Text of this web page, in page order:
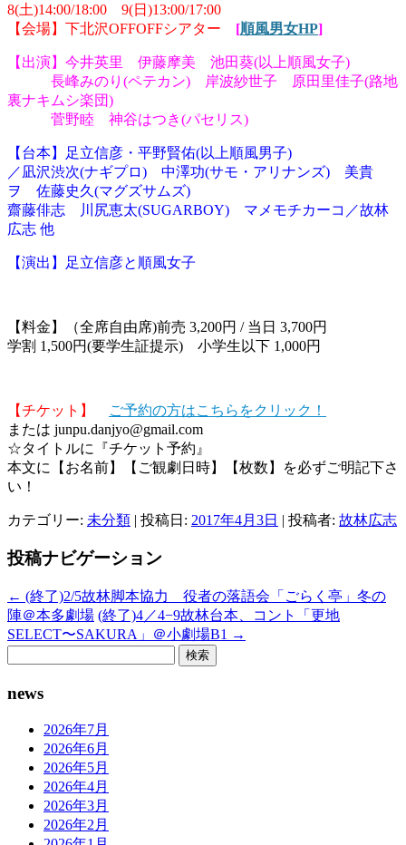
8(土)14:00/18:00 9(日)13:00/17:00
【会場】 下北沢OFFOFFシアター [順風男女HP]
【出演】今井英里 伊藤摩美 池田葵(以上順風女子)
長峰みのり(ペテカン) 岸波紗世子 原田里佳子(路地
裏ナキムシ楽団)
菅野睦 神谷はつき(パセリス)
【台本】足立信彦・平野賢佑(以上順風男子)
／凪沢渋次(ナギプロ) 中澤功(サモ・アリナンズ) 美貴
ヲ 佐藤史久(マグズサムズ)
齋藤俳志 川尻恵太(SUGARBOY) マメモチカーコ／故林
広志 他
【演出】足立信彦と順風女子
【料金】（全席自由席)前売 3,200円 / 当日 3,700円
学割 1,500円(要学生証提示) 小学生以下 1,000円
【チケット】
ご予約の方はこちらをクリック！
または junpu.danjyo@gmail.com
☆タイトルに『チケット予約』
本文に【お名前】【ご観劇日時】【枚数】を必ずご明記下さ
い！
カテゴリー: 未分類 | 投稿日: 2017年4月3日 | 投稿者: 故林広志
投稿ナビゲーション
← (終了)2/5故林脚本協力 役者の落語会「ごらく亭」冬の
陣＠本多劇場 (終了)4／4−9故林台本、コント「更地
SELECT〜SAKURA」＠小劇場B1 →
news
2026年7月
2026年6月
2026年5月
2026年4月
2026年3月
2026年2月